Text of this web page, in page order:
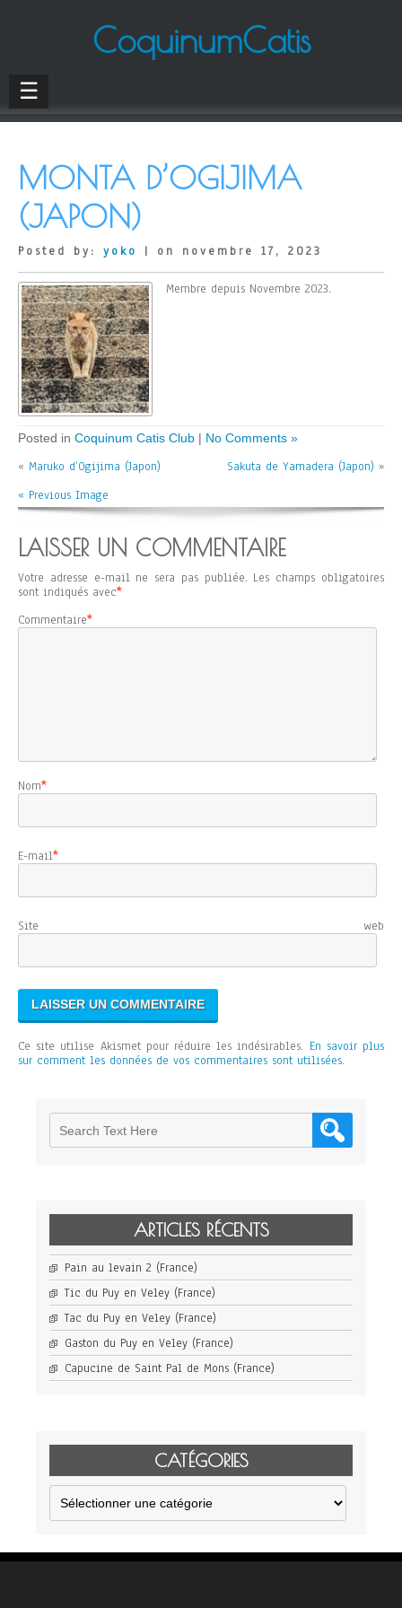
CoquinumCatis
☰
MONTA D’OGIJIMA
(JAPON)
Posted by: yoko | on novembre 17, 2023
Membre depuis Novembre 2023.
Posted in Coquinum Catis Club | No Comments »
« Maruko d’Ogijima (Japon) Sakuta de Yamadera (Japon) »
« Previous Image
LAISSER UN COMMENTAIRE
Votre adresse e-mail ne sera pas publiée. Les champs obligatoires
sont indiqués avec*
Commentaire*
Nom*
E-mail*
Site web
Ce site utilise Akismet pour réduire les indésirables. En savoir plus
sur comment les données de vos commentaires sont utilisées.
ARTICLES RÉCENTS
Pain au levain 2 (France)
Tic du Puy en Veley (France)
Tac du Puy en Veley (France)
Gaston du Puy en Veley (France)
Capucine de Saint Pal de Mons (France)
CATÉGORIES
Catégories